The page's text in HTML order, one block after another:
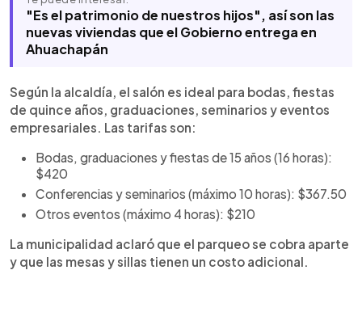
"Es el patrimonio de nuestros hijos", así son las
nuevas viviendas que el Gobierno entrega en
Ahuachapán
Según la alcaldía, el salón es ideal para bodas, fiestas
de quince años, graduaciones, seminarios y eventos
empresariales. Las tarifas son:
Bodas, graduaciones y fiestas de 15 años (16 horas):
$420
Conferencias y seminarios (máximo 10 horas): $367.50
Otros eventos (máximo 4 horas): $210
La municipalidad aclaró que el parqueo se cobra aparte
y que las mesas y sillas tienen un costo adicional.